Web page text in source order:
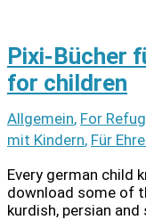
Effa
Pixi-Bücher
for children
Allgemein, For
mit Kindern, Für
Every german child
download some of
kurdish, persian and